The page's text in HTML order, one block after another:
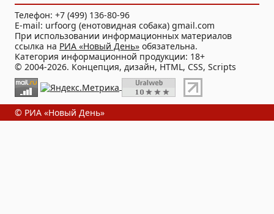
Телефон: +7 (499) 136-80-96
E-mail: urfoorg (енотовидная собака) gmail.com
При использовании информационных материалов
ссылка на РИА «Новый День» обязательна.
Категория информационной продукции: 18+
© 2004-2026. Концепция, дизайн, HTML, CSS, Scripts
© РИА «Новый День»